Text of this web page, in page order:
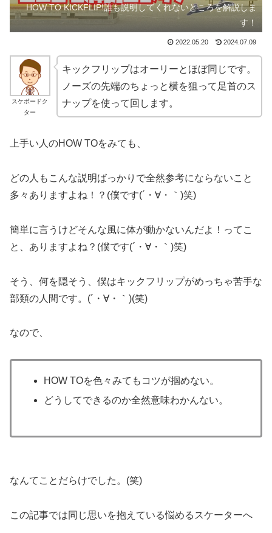
HOW TO KICKFLIP!誰も説明してくれないところを解説しま
す！
2022.05.20 2024.07.09
スケボードク
ター
キックフリップはオーリーとほぼ同じです。
ノーズの先端のちょっと横を狙って足首のス
ナップを使って回します。
上手い人のHOW TOをみても、
どの人もこんな説明ばっかりで全然参考にならないこと
多々ありますよね！？(僕です(´・∀・｀)笑)
簡単に言うけどそんな風に体が動かないんだよ！ってこ
と、ありますよね？(僕です(´・∀・｀)笑)
そう、何を隠そう、僕はキックフリップがめっちゃ苦手な
部類の人間です。(´・∀・｀)(笑)
なので、
HOW TOを色々みてもコツが掴めない。
どうしてできるのか全然意味わかんない。
なんてことだらけでした。(笑)
この記事では同じ思いを抱えている悩めるスケーターへ